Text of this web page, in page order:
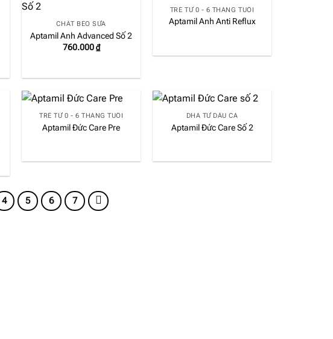
CHẤT BÉO SỮA
Aptamil Anh Advanced Số 2
760.000₫
TRẺ TỪ 0 - 6 THÁNG TUỔI
Aptamil Anh Anti Reflux
TRẺ TỪ 0 - 6 THÁNG TUỔI
Aptamil Đức Care Pre
DHA TỪ DẦU CÁ
Aptamil Đức Care Số 2
4 5 6 7